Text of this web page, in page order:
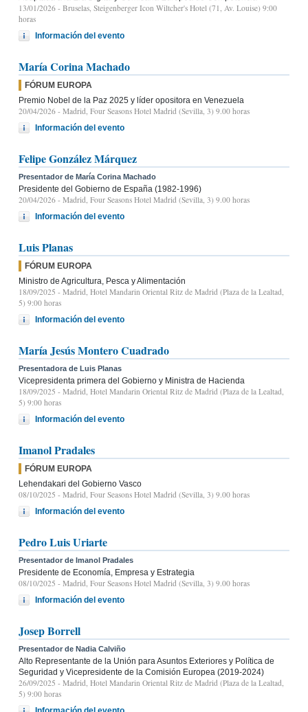
13/01/2026 - Bruselas, Steigenberger Icon Wiltcher's Hotel (71, Av. Louise) 9:00
horas
Información del evento
María Corina Machado
FÓRUM EUROPA
Premio Nobel de la Paz 2025 y líder opositora en Venezuela
20/04/2026 - Madrid, Four Seasons Hotel Madrid (Sevilla, 3) 9.00 horas
Información del evento
Felipe González Márquez
Presentador de María Corina Machado
Presidente del Gobierno de España (1982-1996)
20/04/2026 - Madrid, Four Seasons Hotel Madrid (Sevilla, 3) 9.00 horas
Información del evento
Luis Planas
FÓRUM EUROPA
Ministro de Agricultura, Pesca y Alimentación
18/09/2025 - Madrid, Hotel Mandarin Oriental Ritz de Madrid (Plaza de la Lealtad,
5) 9:00 horas
Información del evento
María Jesús Montero Cuadrado
Presentadora de Luis Planas
Vicepresidenta primera del Gobierno y Ministra de Hacienda
18/09/2025 - Madrid, Hotel Mandarin Oriental Ritz de Madrid (Plaza de la Lealtad,
5) 9:00 horas
Información del evento
Imanol Pradales
FÓRUM EUROPA
Lehendakari del Gobierno Vasco
08/10/2025 - Madrid, Four Seasons Hotel Madrid (Sevilla, 3) 9.00 horas
Información del evento
Pedro Luis Uriarte
Presentador de Imanol Pradales
Presidente de Economía, Empresa y Estrategia
08/10/2025 - Madrid, Four Seasons Hotel Madrid (Sevilla, 3) 9.00 horas
Información del evento
Josep Borrell
Presentador de Nadia Calviño
Alto Representante de la Unión para Asuntos Exteriores y Política de
Seguridad y Vicepresidente de la Comisión Europea (2019-2024)
26/09/2025 - Madrid, Hotel Mandarin Oriental Ritz de Madrid (Plaza de la Lealtad,
5) 9:00 horas
Información del evento